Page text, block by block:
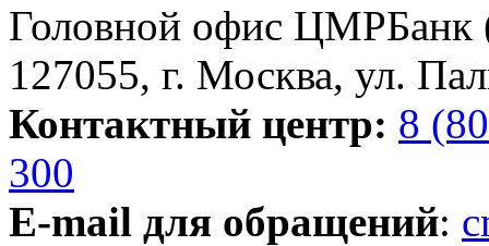
Головной офис
127055, г. Москва, ул.
Контактный центр: 8
300
E-mail для обращений: